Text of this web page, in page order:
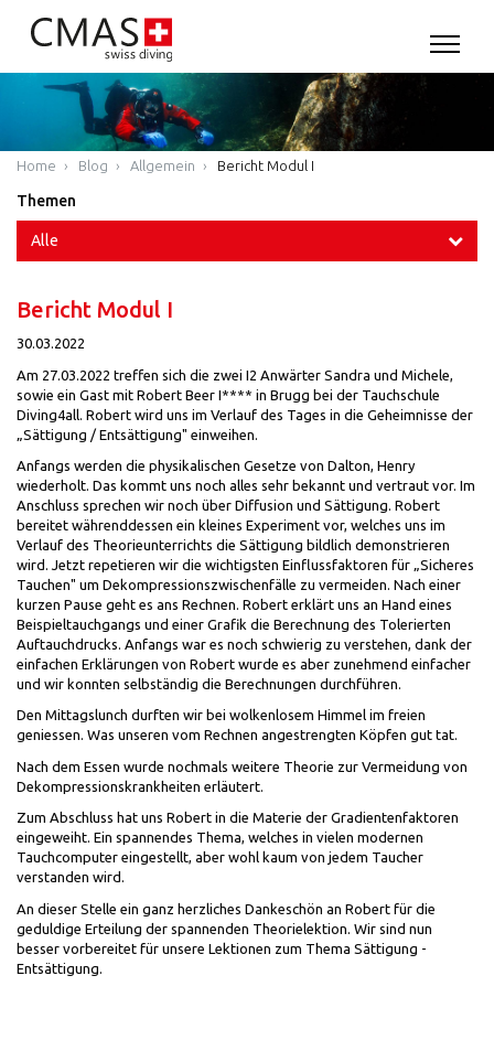
Home Blog Allgemein Bericht Modul I
Themen
Alle
Bericht Modul I
30.03.2022
Am 27.03.2022 treffen sich die zwei I2 Anwärter Sandra und Michele,
sowie ein Gast mit Robert Beer I**** in Brugg bei der Tauchschule
Diving4all. Robert wird uns im Verlauf des Tages in die Geheimnisse der
„Sättigung / Entsättigung" einweihen.
Anfangs werden die physikalischen Gesetze von Dalton, Henry
wiederholt. Das kommt uns noch alles sehr bekannt und vertraut vor. Im
Anschluss sprechen wir noch über Diffusion und Sättigung. Robert
bereitet währenddessen ein kleines Experiment vor, welches uns im
Verlauf des Theorieunterrichts die Sättigung bildlich demonstrieren
wird. Jetzt repetieren wir die wichtigsten Einflussfaktoren für „Sicheres
Tauchen" um Dekompressionszwischenfälle zu vermeiden. Nach einer
kurzen Pause geht es ans Rechnen. Robert erklärt uns an Hand eines
Beispieltauchgangs und einer Grafik die Berechnung des Tolerierten
Auftauchdrucks. Anfangs war es noch schwierig zu verstehen, dank der
einfachen Erklärungen von Robert wurde es aber zunehmend einfacher
und wir konnten selbständig die Berechnungen durchführen.
Den Mittagslunch durften wir bei wolkenlosem Himmel im freien
geniessen. Was unseren vom Rechnen angestrengten Köpfen gut tat.
Nach dem Essen wurde nochmals weitere Theorie zur Vermeidung von
Dekompressionskrankheiten erläutert.
Zum Abschluss hat uns Robert in die Materie der Gradientenfaktoren
eingeweiht. Ein spannendes Thema, welches in vielen modernen
Tauchcomputer eingestellt, aber wohl kaum von jedem Taucher
verstanden wird.
An dieser Stelle ein ganz herzliches Dankeschön an Robert für die
geduldige Erteilung der spannenden Theorielektion. Wir sind nun
besser vorbereitet für unsere Lektionen zum Thema Sättigung -
Entsättigung.